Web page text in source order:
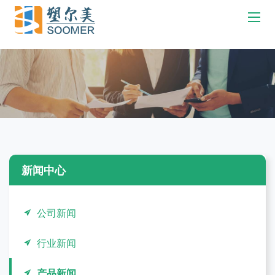
新闻中心
公司新闻
行业新闻